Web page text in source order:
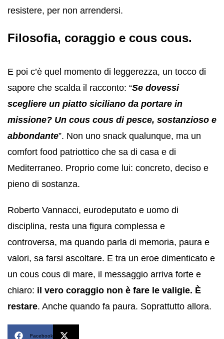
resistere, per non arrendersi.
Filosofia, coraggio e cous cous.
E poi c’è quel momento di leggerezza, un tocco di
sapore che scalda il racconto: “Se dovessi
scegliere un piatto siciliano da portare in
missione? Un cous cous di pesce, sostanzioso e
abbondante”. Non uno snack qualunque, ma un
comfort food patriottico che sa di casa e di
Mediterraneo. Proprio come lui: concreto, deciso e
pieno di sostanza.
Roberto Vannacci, eurodeputato e uomo di
disciplina, resta una figura complessa e
controversa, ma quando parla di memoria, paura e
valori, sa farsi ascoltare. E tra un eroe dimenticato e
un cous cous di mare, il messaggio arriva forte e
chiaro: il vero coraggio non è fare le valigie. È
restare. Anche quando fa paura. Soprattutto allora.
Facebook